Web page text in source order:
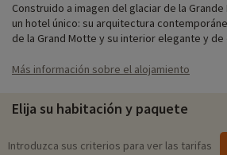
Construido a imagen del glaciar de la
un hotel único: su arquitectura
de la Grand Motte y su interior elegante y
montaña.
una ubicación ideal para disfrutar de un
senderismo en la zona de Tignes-Val d'Isère.
salón de esquí está diseñado pensando en
Más información sobre el alojamiento
Elija su habitación y paquete
Introduzca sus criterios para ver las tarifas